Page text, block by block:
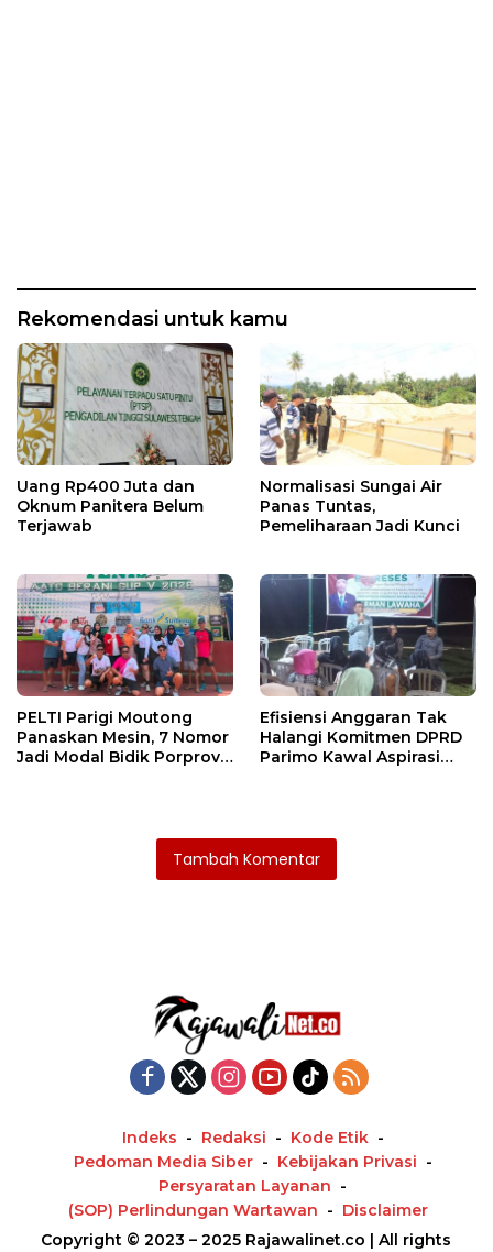
Rekomendasi untuk kamu
Uang Rp400 Juta dan
Oknum Panitera Belum
Terjawab
Normalisasi Sungai Air
Panas Tuntas,
Pemeliharaan Jadi Kunci
PELTI Parigi Moutong
Panaskan Mesin, 7 Nomor
Jadi Modal Bidik Porprov
Efisiensi Anggaran Tak
Halangi Komitmen DPRD
Parimo Kawal Aspirasi
Tambah Komentar
Indeks Redaksi
Kode Etik
Pedoman Media Siber
Kebijakan Privasi
Persyaratan Layanan
(SOP) Perlindungan Wartawan
Disclaimer
Copyright © 2023 – 2025 Rajawalinet.co | All rights